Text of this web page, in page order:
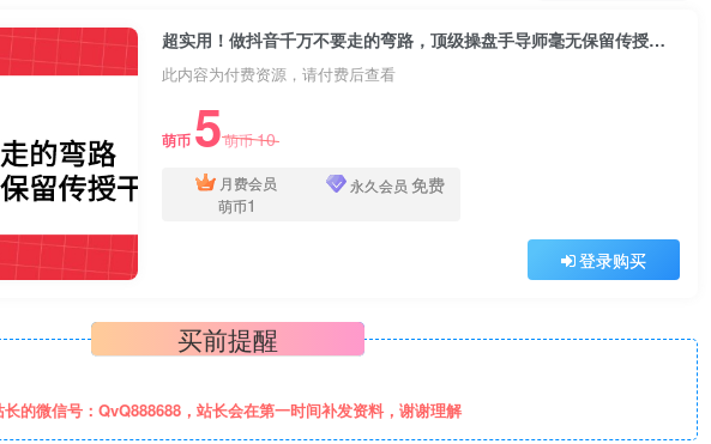
超实用！做抖音千万不要走的弯路，顶级操盘手导师毫无保留传授干货
此内容为付费资源，请付费后查看
萌币 5萌币10
月费会员
萌币1
永久会员 免费
登录购买
买前提醒
的微信号：QvQ888688，站长会在第一时间补发资料，谢谢理解